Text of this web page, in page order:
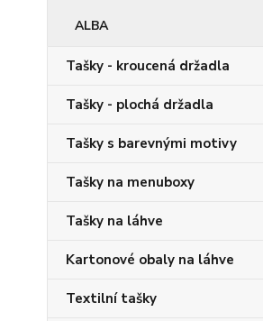
ALBA
Tašky - kroucená držadla
Tašky - plochá držadla
Tašky s barevnými motivy
Tašky na menuboxy
Tašky na láhve
Kartonové obaly na láhve
Textilní tašky